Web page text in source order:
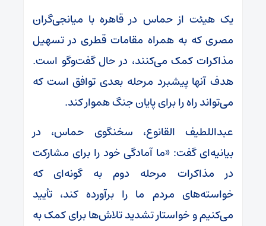
یک هیئت از حماس در قاهره با میانجی‌گران
مصری که به همراه مقامات قطری در تسهیل
مذاکرات کمک می‌کنند، در حال گفت‌و‌گو است.
هدف آنها پیشبرد مرحله بعدی توافق است که
می‌تواند راه را برای پایان جنگ هموار کند.
عبداللطیف القانوع، سخنگوی حماس، در
بیانیه‌ای گفت: «ما آمادگی خود را برای مشارکت
در مذاکرات مرحله دوم به گونه‌ای که
خواسته‌های مردم ما را برآورده کند، تأیید
می‌کنیم و خواستار تشدید تلاش‌ها برای کمک به